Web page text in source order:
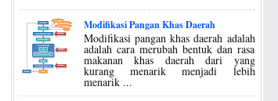
Modifikasi Pangan Khas Daerah
Modifikasi pangan khas daerah adalah
adalah cara merubah bentuk dan rasa
makanan khas daerah dari yang
kurang menarik menjadi lebih
menarik ...